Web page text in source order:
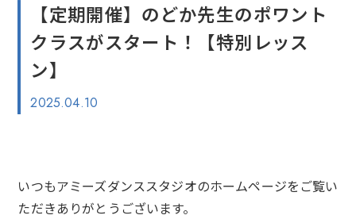
【定期開催】のどか先生のポワント
クラスがスタート！【特別レッス
ン】
2025.04.10
いつもアミーズダンススタジオのホームページをご覧い
ただきありがとうございます。